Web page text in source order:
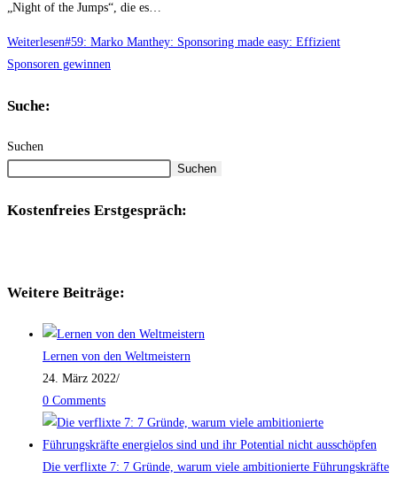
„Night of the Jumps“, die es…
Weiterlesen#59: Marko Manthey: Sponsoring made easy: Effizient
Sponsoren gewinnen
Suche:
Suchen
Suchen
Kostenfreies Erstgespräch:
Weitere Beiträge:
Lernen von den Weltmeistern
24. März 2022/
0 Comments
Die verflixte 7: 7 Gründe, warum viele ambitionierte Führungskräfte